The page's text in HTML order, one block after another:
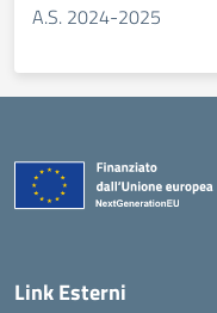
A.S. 2024-2025
Link Esterni